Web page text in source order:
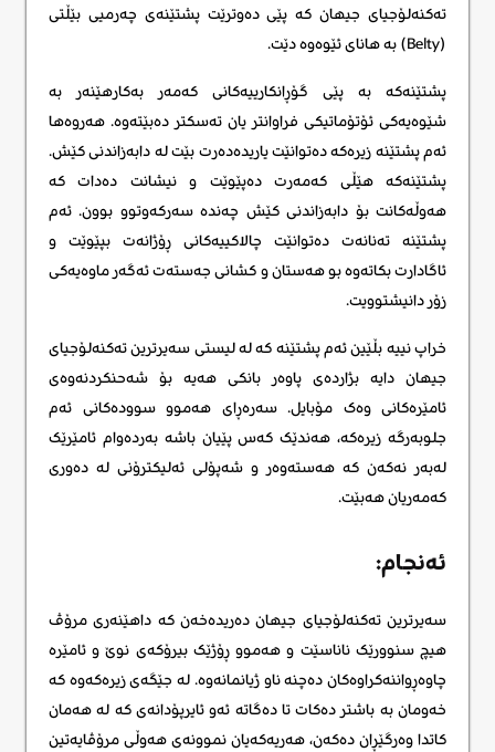
تەکنەلۆجیای جیهان کە پێی دەوترێت پشتێنەی چەرمیی بێڵتی
(Belty) بە هانای ئێوەوە دێت.
پشتێنەکە بە پێی گۆڕانکارییەکانی کەمەر بەکارھێنەر بە
شێوەیەکی ئۆتۆماتیکی فراوانتر یان تەسکتر دەبێتەوە. هەروەها
ئەم پشتێنە زیرەکە دەتوانێت یاریدەدەرت بێت لە دابەزاندنی کێش.
پشتێنەکە هێڵی کەمەرت دەپێوێت و نیشانت دەدات کە
هەوڵەکانت بۆ دابەزاندنی کێش چەندە سەرکەوتوو بوون. ئەم
پشتێنە تەنانەت دەتوانێت چالاکییەکانی ڕۆژانەت بپێوێت و
ئاگادارت بکاتەوە بو هەستان و کشانی جەستەت ئەگەر ماوەیەکی
زۆر دانیشتوویت.
خراپ نییە بڵێین ئەم پشتێنە کە لە لیستی سەیرترین تەکنەلۆجیای
جیهان دایە بژاردەی پاوەر بانکی هەیە بۆ شەحنکردنەوەی
ئامێرەکانی وەک مۆبایل. سەرەڕای هەموو سوودەکانی ئەم
جلوبەرگە زیرەکە، هەندێک کەس پێیان باشە بەردەوام ئامێرێک
لەبەر نەکەن کە هەستەوەر و شەپۆلی ئەلیکترۆنی لە دەوری
کەمەریان هەبێت.
ئەنجام:
سەیرترین تەکنەلۆجیای جیهان دەریدەخەن کە داهێنەری مرۆڤ
هیچ سنوورێک ناناسێت و هەموو ڕۆژێک بیرۆکەی نوێ و ئامێرە
چاوەڕواننەکراوەکان دەچنە ناو ژیانمانەوە. لە جێگەی زیرەکەوە کە
خەومان بە باشتر دەکات تا دەگاتە ئەو ئایرپۆدانەی کە لە هەمان
کاتدا وەرگێڕان دەکەن، هەریەکەیان نموونەی هەوڵی مرۆڤایەتین